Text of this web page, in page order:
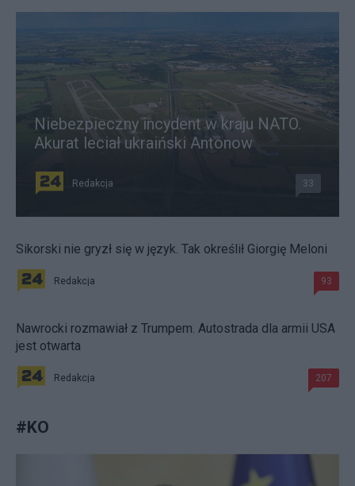
Niebezpieczny incydent w kraju NATO.
Akurat leciał ukraiński Antonow
Redakcja 33
Sikorski nie gryzł się w język. Tak określił Giorgię Meloni
Redakcja 93
Nawrocki rozmawiał z Trumpem. Autostrada dla armii USA
jest otwarta
Redakcja 207
#KO